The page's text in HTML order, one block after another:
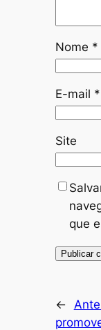
Nome *
E-mail *
Site
que
←